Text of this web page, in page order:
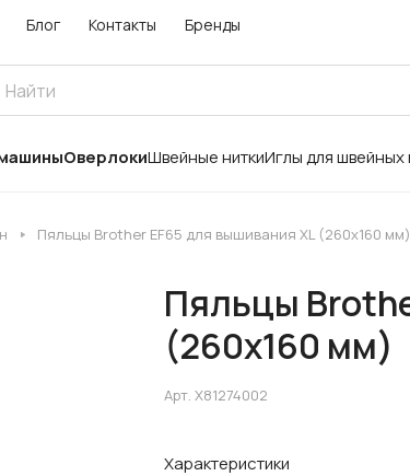
Блог Контакты Бренды
ОверлокиШвейные ниткиИглы для
Пяльцы Brother EF65 для вышивания XL (260х160 мм)
Пяльцы
(260х160 мм)
Арт. X81274002
Характеристики